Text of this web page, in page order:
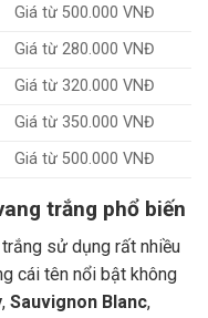
Giá từ 500.000 VNĐ
Giá từ 280.000 VNĐ
Giá từ 320.000 VNĐ
Giá từ 350.000 VNĐ
Giá từ 500.000 VNĐ
trắng phổ biến
sử dụng rất nhiều
cái tên nổi bật không
, Sauvignon Blanc,